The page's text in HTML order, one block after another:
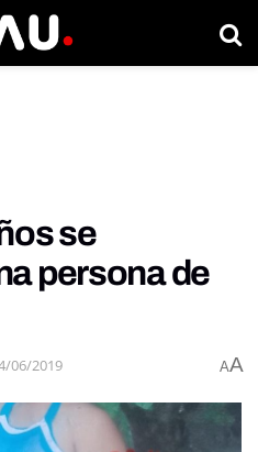
se
persona de
06/2019 AA